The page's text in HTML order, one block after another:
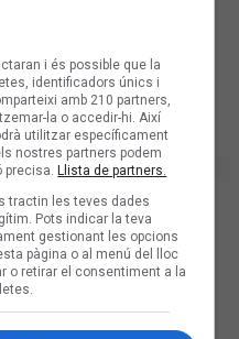
i és possible que la
identificadors únics i
amb 210 partners,
la o accedir-hi. Així
utilitzar específicament
nostres partners podem
precisa. Llista de partners.
tractin les teves dades
Pots indicar la teva
gestionant les opcions
pàgina o al menú del lloc
o retirar el consentiment a la